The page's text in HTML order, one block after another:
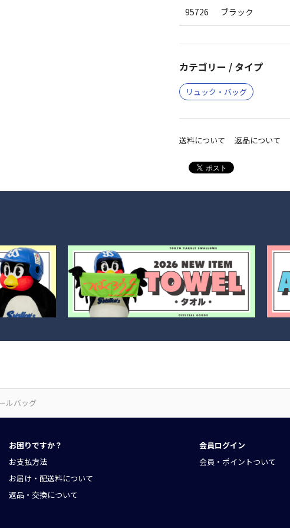
95726 ブラック
カテゴリー / タイプ
リュック・バッグ
送料について 返品について
ルバッグ
お困りですか？
お支払方法
お届け・配送料について
返品・交換について
会員ログイン
会員・ポイントついて